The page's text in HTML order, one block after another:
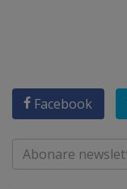
Facebook